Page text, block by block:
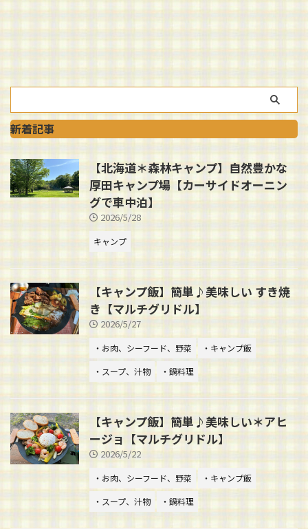
新着記事
【北海道＊森林キャンプ】自然豊かな
厚田キャンプ場【カーサイドオーニン
グで車中泊】
2026/5/28
キャンプ
【キャンプ飯】簡単♪美味しい すき焼
き【マルチグリドル】
2026/5/27
・お肉、シーフード、野菜
・キャンプ飯
・スープ、汁物
・鍋料理
【キャンプ飯】簡単♪美味しい＊アヒ
ージョ【マルチグリドル】
2026/5/22
・お肉、シーフード、野菜
・キャンプ飯
・スープ、汁物
・鍋料理